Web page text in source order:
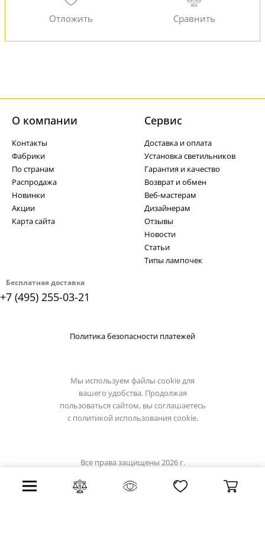
Бесплатная доставка
+7 (495) 255-03-21
О компании
Контакты
Фабрики
По странам
Распродажа
Новинки
Акции
Карта сайта
Cервис
Доставка и оплата
Установка светильников
Гарантия и качество
Возврат и обмен
Веб-мастерам
Дизайнерам
Отзывы
Новости
Статьи
Типы лампочек
Политика безопасности платежей
Мы используем файлы cookie для
вашего удобства. Продолжая
пользоваться сайтом, вы соглашаетесь
с политикой использования cookie.
Все права защищены 2026 г.